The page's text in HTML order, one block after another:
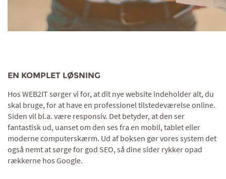
EN KOMPLET LØSNING
Hos WEB2IT sørger vi for, at dit nye website indeholder alt, du
skal bruge, for at have en professionel tilstedeværelse online.
Siden vil bl.a. være responsiv. Det betyder, at den ser
fantastisk ud, uanset om den ses fra en mobil, tablet eller
moderne computerskærm. Ud af boksen gør vores system det
også nemt at sørge for god SEO, så dine sider rykker opad
rækkerne hos Google.